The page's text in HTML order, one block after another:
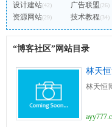
设计建站(42) 广告联盟(26)
资源网站(29) 技术教程(34)
“博客社区”网站目录
林天
林天恒